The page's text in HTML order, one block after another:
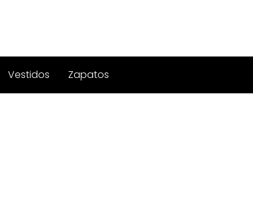
Vestidos Zapatos